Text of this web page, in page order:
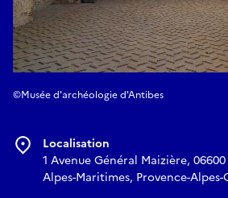
©Musée d'archéologie d'Antibes
Localisation
1 Avenue Général Maizière,
Alpes-Maritimes, Provence-